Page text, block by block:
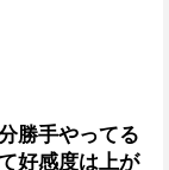
勝手やってる
好感度は上が